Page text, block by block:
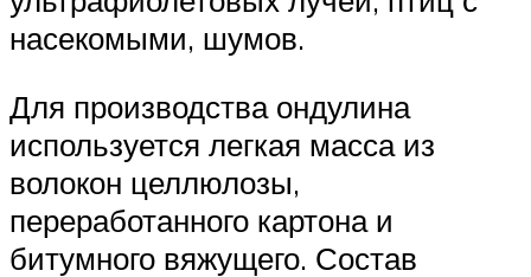
насекомыми, шумов.
Для производства ондулина
используется легкая масса из
волокон целлюлозы,
переработанного картона и
битумного вяжущего. Состав